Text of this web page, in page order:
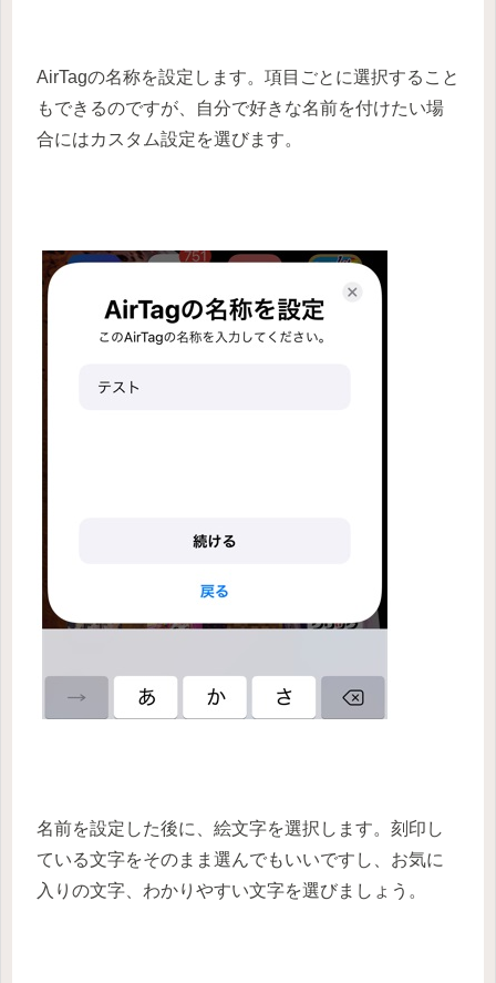
AirTagの名称を設定します。項目ごとに選択すること
もできるのですが、自分で好きな名前を付けたい場
合にはカスタム設定を選びます。
名前を設定した後に、絵文字を選択します。刻印し
ている文字をそのまま選んでもいいですし、お気に
入りの文字、わかりやすい文字を選びましょう。